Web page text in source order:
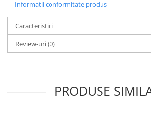
Informatii conformitate produs
Caracteristici
Review-uri(0)
PRODUSE